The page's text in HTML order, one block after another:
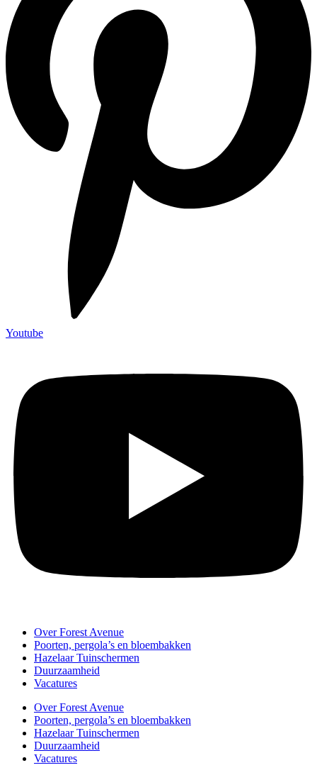
Youtube
Over Forest Avenue
Poorten, pergola’s en bloembakken
Hazelaar Tuinschermen
Duurzaamheid
Vacatures
Over Forest Avenue
Poorten, pergola’s en bloembakken
Hazelaar Tuinschermen
Duurzaamheid
Vacatures